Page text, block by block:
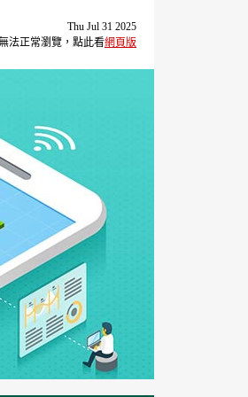
Thu Jul 31 2025
法正常瀏覽，點此看網頁版